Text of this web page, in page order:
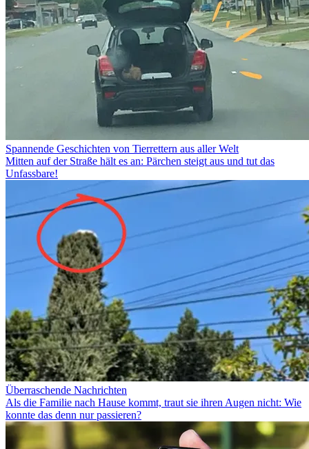
Spannende Geschichten von Tierrettern aus aller Welt
Mitten auf der Straße hält es an: Pärchen steigt aus und tut das
Unfassbare!
Überraschende Nachrichten
Als die Familie nach Hause kommt, traut sie ihren Augen nicht: Wie
konnte das denn nur passieren?